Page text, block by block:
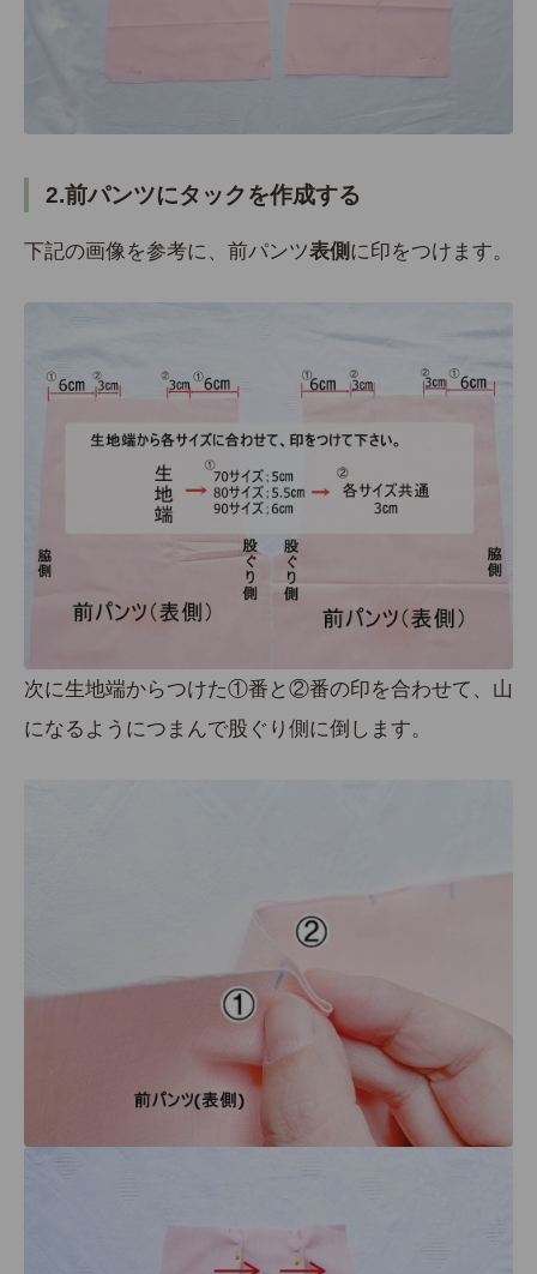
2.前パンツにタックを作成する
下記の画像を参考に、前パンツ表側 に印をつけます。
次に生地端からつけた①番と②番の印を合わせて、山
になるようにつまんで股ぐり側に倒します。